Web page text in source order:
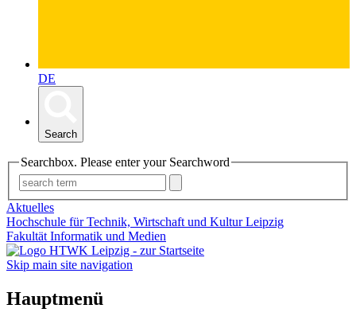
DE
Search
Searchbox. Please enter your Searchword
Aktuelles
Hochschule für Technik, Wirtschaft und Kultur Leipzig
Fakultät Informatik und Medien
Skip main site navigation
Hauptmenü